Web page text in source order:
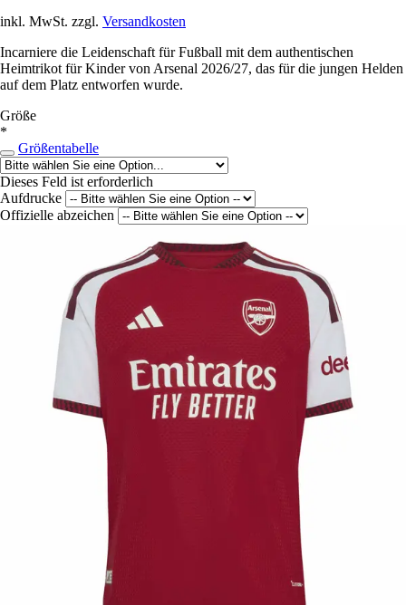
inkl. MwSt. zzgl. Versandkosten
Incarniere die Leidenschaft für Fußball mit dem authentischen
Heimtrikot für Kinder von Arsenal 2026/27, das für die jungen Helden
auf dem Platz entworfen wurde.
Größe
*
Größentabelle
Dieses Feld ist erforderlich
Aufdrucke
Offizielle abzeichen